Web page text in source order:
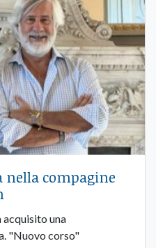
nella compagine
una
"Nuovo corso"